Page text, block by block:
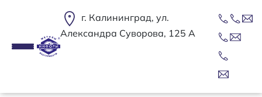
г. Калининград, ул.
Александра Суворова, 125 А